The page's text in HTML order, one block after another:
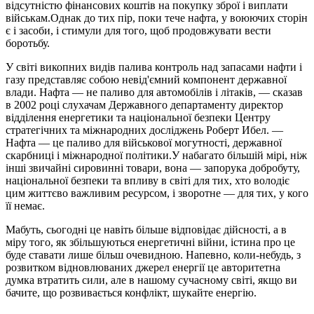
відсутністю фінансових коштів на покупку зброї і виплати
військам.Однак до тих пір, поки тече нафта, у воюючих сторін
є і засоби, і стимули для того, щоб продовжувати вести
боротьбу.
У світі викопних видів палива контроль над запасами нафти і
газу представляє собою невід'ємний компонент державної
влади. Нафта — не паливо для автомобілів і літаків, — сказав
в 2002 році слухачам Державного департаменту директор
відділення енергетики та національної безпеки Центру
стратегічних та міжнародних досліджень Роберт Ибел. —
Нафта — це паливо для військової могутності, державної
скарбниці і міжнародної політики.У набагато більшій мірі, ніж
інші звичайні сировинні товари, вона — запорука добробуту,
національної безпеки та впливу в світі для тих, хто володіє
цим життєво важливим ресурсом, і зворотне — для тих, у кого
її немає.
Мабуть, сьогодні це навіть більше відповідає дійсності, а в
міру того, як збільшуються енергетичні війни, істина про це
буде ставати лише більш очевидною. Напевно, коли-небудь, з
розвитком відновлюваних джерел енергії це авторитетна
думка втратить сили, але в нашому сучасному світі, якщо ви
бачите, що розвивається конфлікт, шукайте енергію.